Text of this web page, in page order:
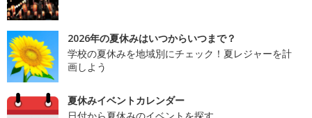
2026年の夏休みはいつからいつまで？
学校の夏休みを地域別にチェック！夏レジャーを計
画しよう
夏休みイベントカレンダー
日付から夏休みのイベントを探す